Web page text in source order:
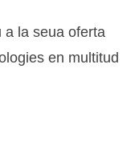
a la seua oferta
en multitud